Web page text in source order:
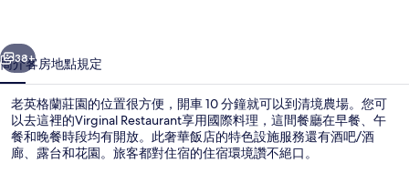
相
片
集
個 下一個
38+
簡介客房地點規定
老英格蘭莊園的位置很方便，開車 10 分鐘就可以到清境農場。您可
以去這裡的Virginal Restaurant享用國際料理，這間餐廳在早餐、午
餐和晚餐時段均有開放。此奢華飯店的特色設施服務還有酒吧/酒
廊、露台和花園。旅客都對住宿的住宿環境讚不絕口。